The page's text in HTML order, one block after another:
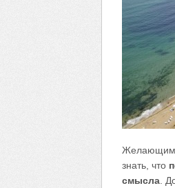
Желающим
знать, что
смысла.